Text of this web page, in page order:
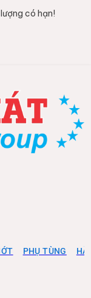
có hạn!
PHỤ TÙNG